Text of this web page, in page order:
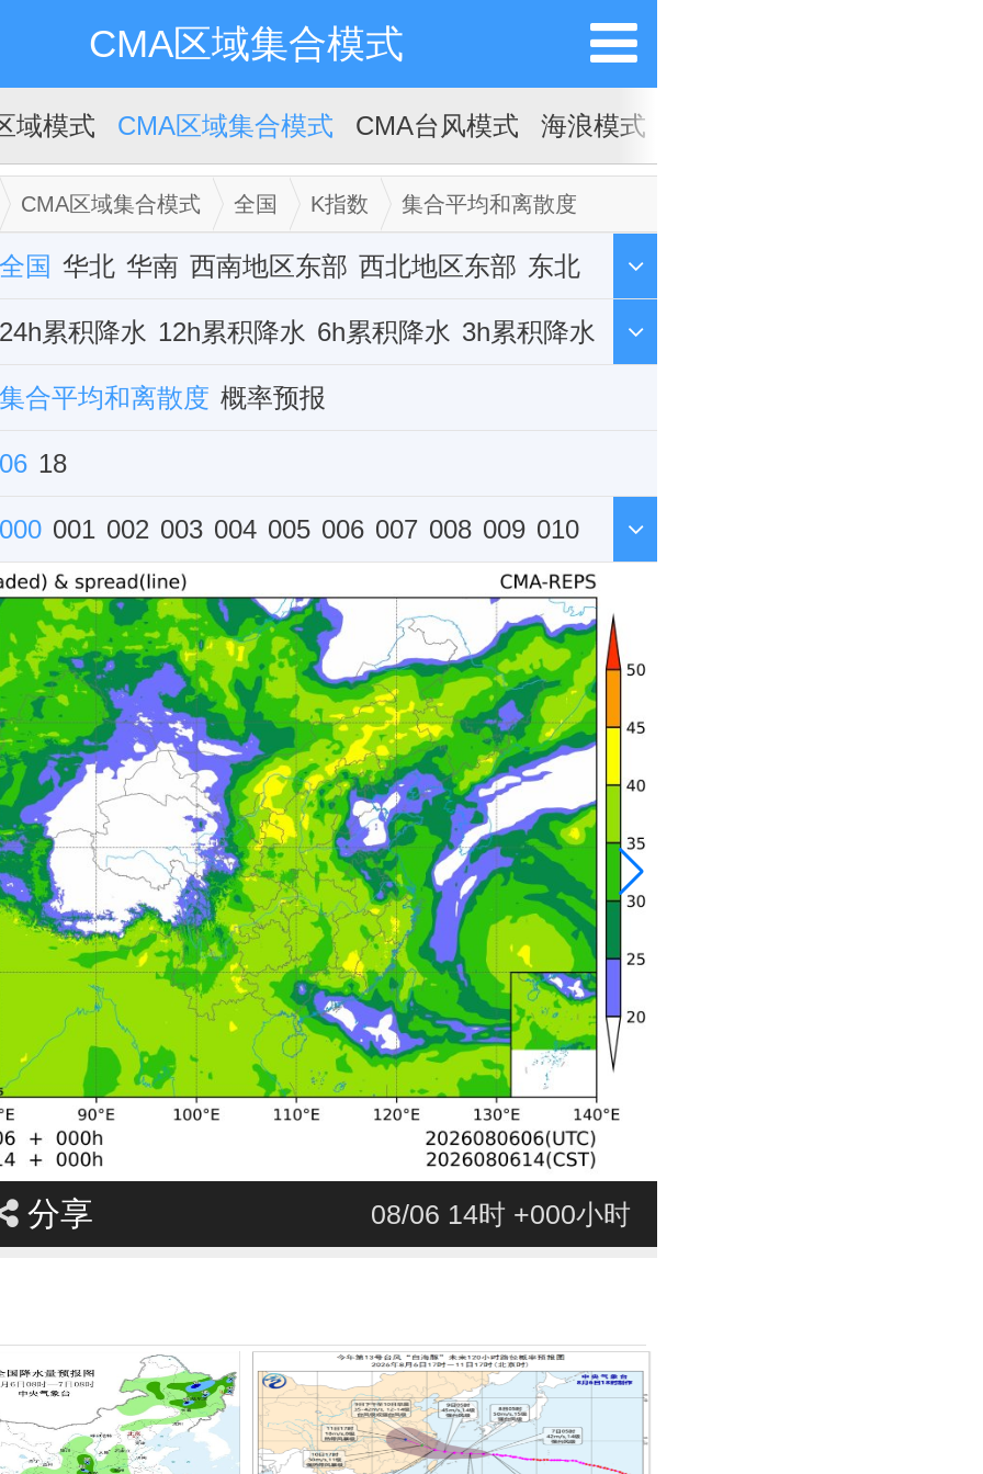
CMA区域集合模式
域模式 CMA区域集合模式 CMA台风模式 海浪模式
CMA区域集合模式 全国 K指数 集合平均和离散度
全国 华北 华南 西南地区东部 西北地区东部 东北
华中 西藏 新疆 华东
24h累积降水 12h累积降水 6h累积降水 3h累积降水
组合雷达反射率 对流有效位能cape
K指数
集合平均和离散度 概率预报
06 18
000 001 002 003 004 005 006 007 008 009 010
011 012 013 014 015 016 017 018 019 020 021
022 023 024 025 026 027 028 029 030 031 032
033 034 035 036 037 038 039 040 041 042 043
044 045 046 047 048 049 050 051 052 053
055 056 057 058 059 060 061 062 063 064 065
066 067 068 069 070 071 072
分享 08/06 14时 +000小时